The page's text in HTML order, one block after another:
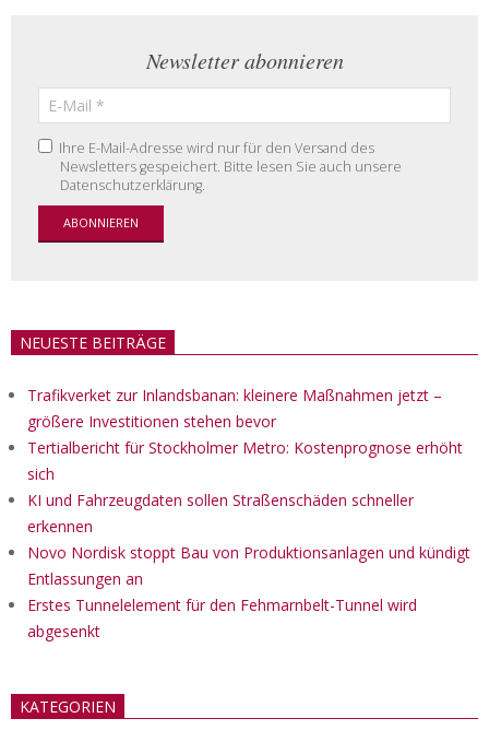
Newsletter abonnieren
Ihre E-Mail-Adresse wird nur für den Versand des
Newsletters gespeichert. Bitte lesen Sie auch unsere
Datenschutzerklärung.
NEUESTE BEITRÄGE
Trafikverket zur Inlandsbanan: kleinere Maßnahmen jetzt –
größere Investitionen stehen bevor
Tertialbericht für Stockholmer Metro: Kostenprognose erhöht
sich
KI und Fahrzeugdaten sollen Straßenschäden schneller
erkennen
Novo Nordisk stoppt Bau von Produktionsanlagen und kündigt
Entlassungen an
Erstes Tunnelelement für den Fehmarnbelt-Tunnel wird
abgesenkt
KATEGORIEN